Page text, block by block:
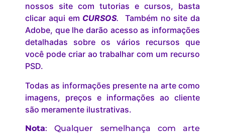
nossos site com tutorias e cursos, basta
clicar aqui em CURSOS.
Também no site da
Adobe, que lhe darão acesso as informações
detalhadas sobre os vários recursos que
você pode criar ao trabalhar com um recurso
PSD.
Todas as informações presente na arte como
imagens, preços e informações ao cliente
são meramente ilustrativas.
Nota: Qualquer semelhança com arte